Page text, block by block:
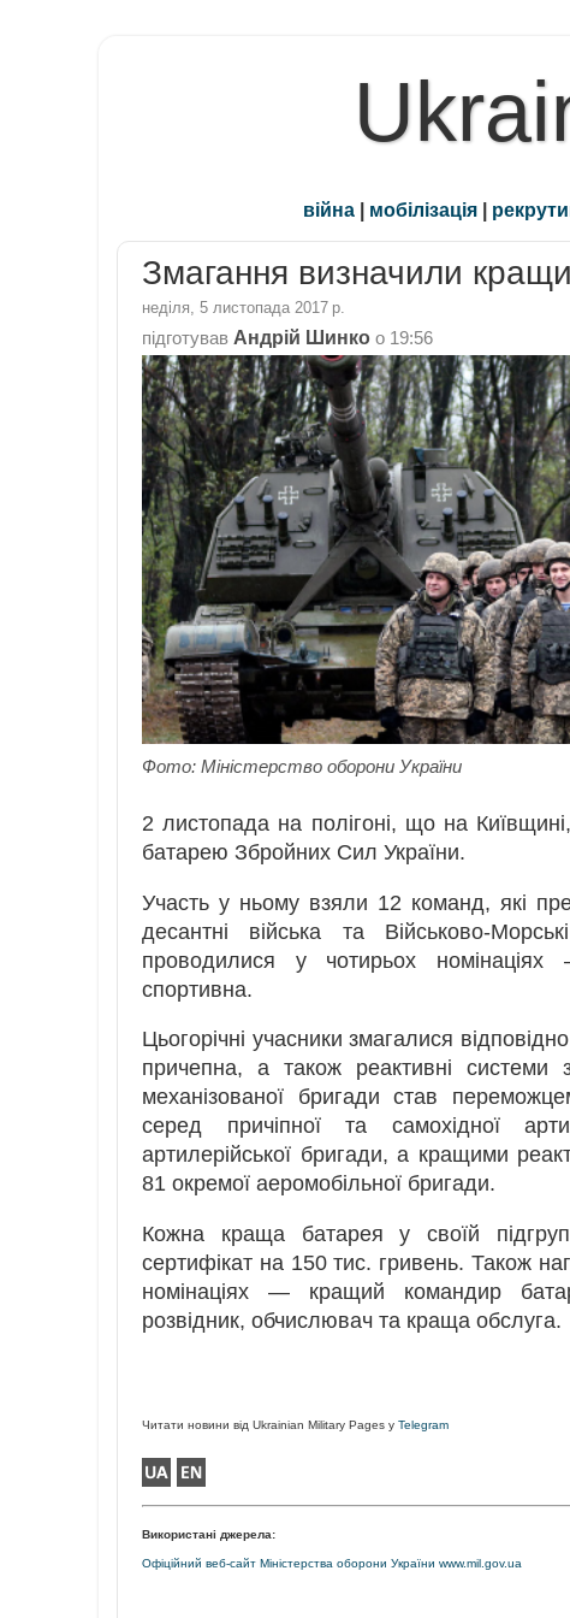
війна | мобілізація |
Змагання визначили
неділя, 5 листопада 2017 р.
підготував Андрій Шинко о 19:56
Фото: Міністерство оборони України
2 листопада на полігоні, що на
батарею Збройних Сил України.
Участь у ньому взяли 12 команд, які
десантні війська та Військово-
проводилися у чотирьох номінаціях
спортивна.
Цьогорічні учасники змагалися
причепна, а також реактивні системи
механізованої бригади став
серед причіпної та самохідної
артилерійської бригади, а кращими
81 окремої аеромобільної бригади.
Кожна краща батарея у своїй
сертифікат на 150 тис. гривень. Також
номінаціях — кращий командир
розвідник, обчислювач та краща обслуга.
Читати новини від Ukrainian Military Pages у Telegram
Використані джерела:
Офіційний веб-сайт Міністерства оборони України www.mil.gov.ua